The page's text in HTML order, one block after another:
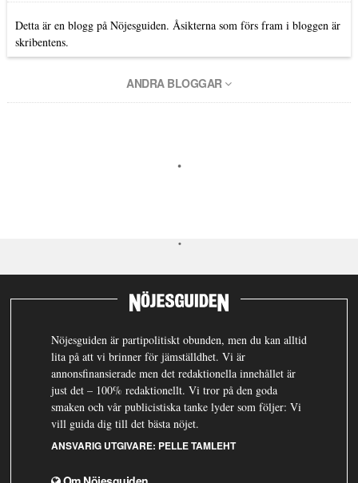
Detta är en blogg på Nöjesguiden. Åsikterna som förs fram i bloggen är
skribentens.
ANDRA BLOGGAR
Nöjesguiden är partipolitiskt obunden, men du kan alltid
lita på att vi brinner för jämställdhet. Vi är
annonsfinansierade men det redaktionella innehållet är
just det – 100% redaktionellt. Vi tror på den goda
smaken och vår publicistiska tanke lyder som följer: Vi
vill guida dig till det bästa nöjet.
ANSVARIG UTGIVARE: PELLE TAMLEHT